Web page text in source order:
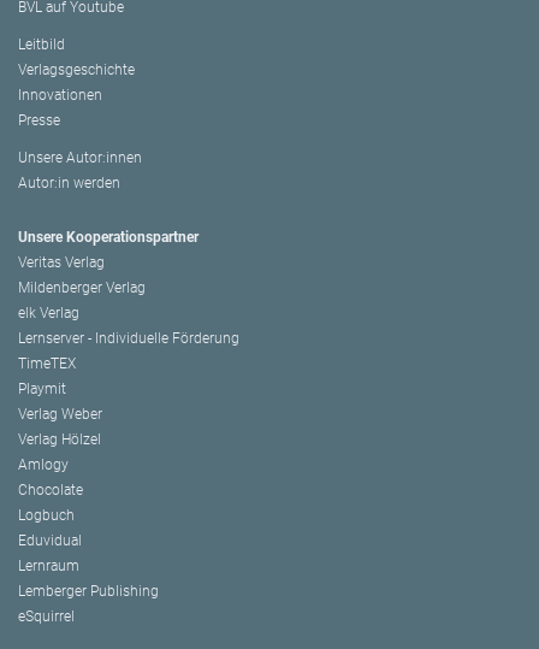
BVL auf Youtube
Leitbild
Verlagsgeschichte
Innovationen
Presse
Unsere Autor:innen
Autor:in werden
Unsere Kooperationspartner
Veritas Verlag
Mildenberger Verlag
elk Verlag
Lernserver - Individuelle Förderung
TimeTEX
Playmit
Verlag Weber
Verlag Hölzel
Amlogy
Chocolate
Logbuch
Eduvidual
Lernraum
Lemberger Publishing
eSquirrel